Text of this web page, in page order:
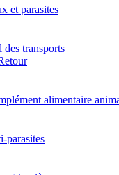
et parasites
des transports
alimentaire
parasites